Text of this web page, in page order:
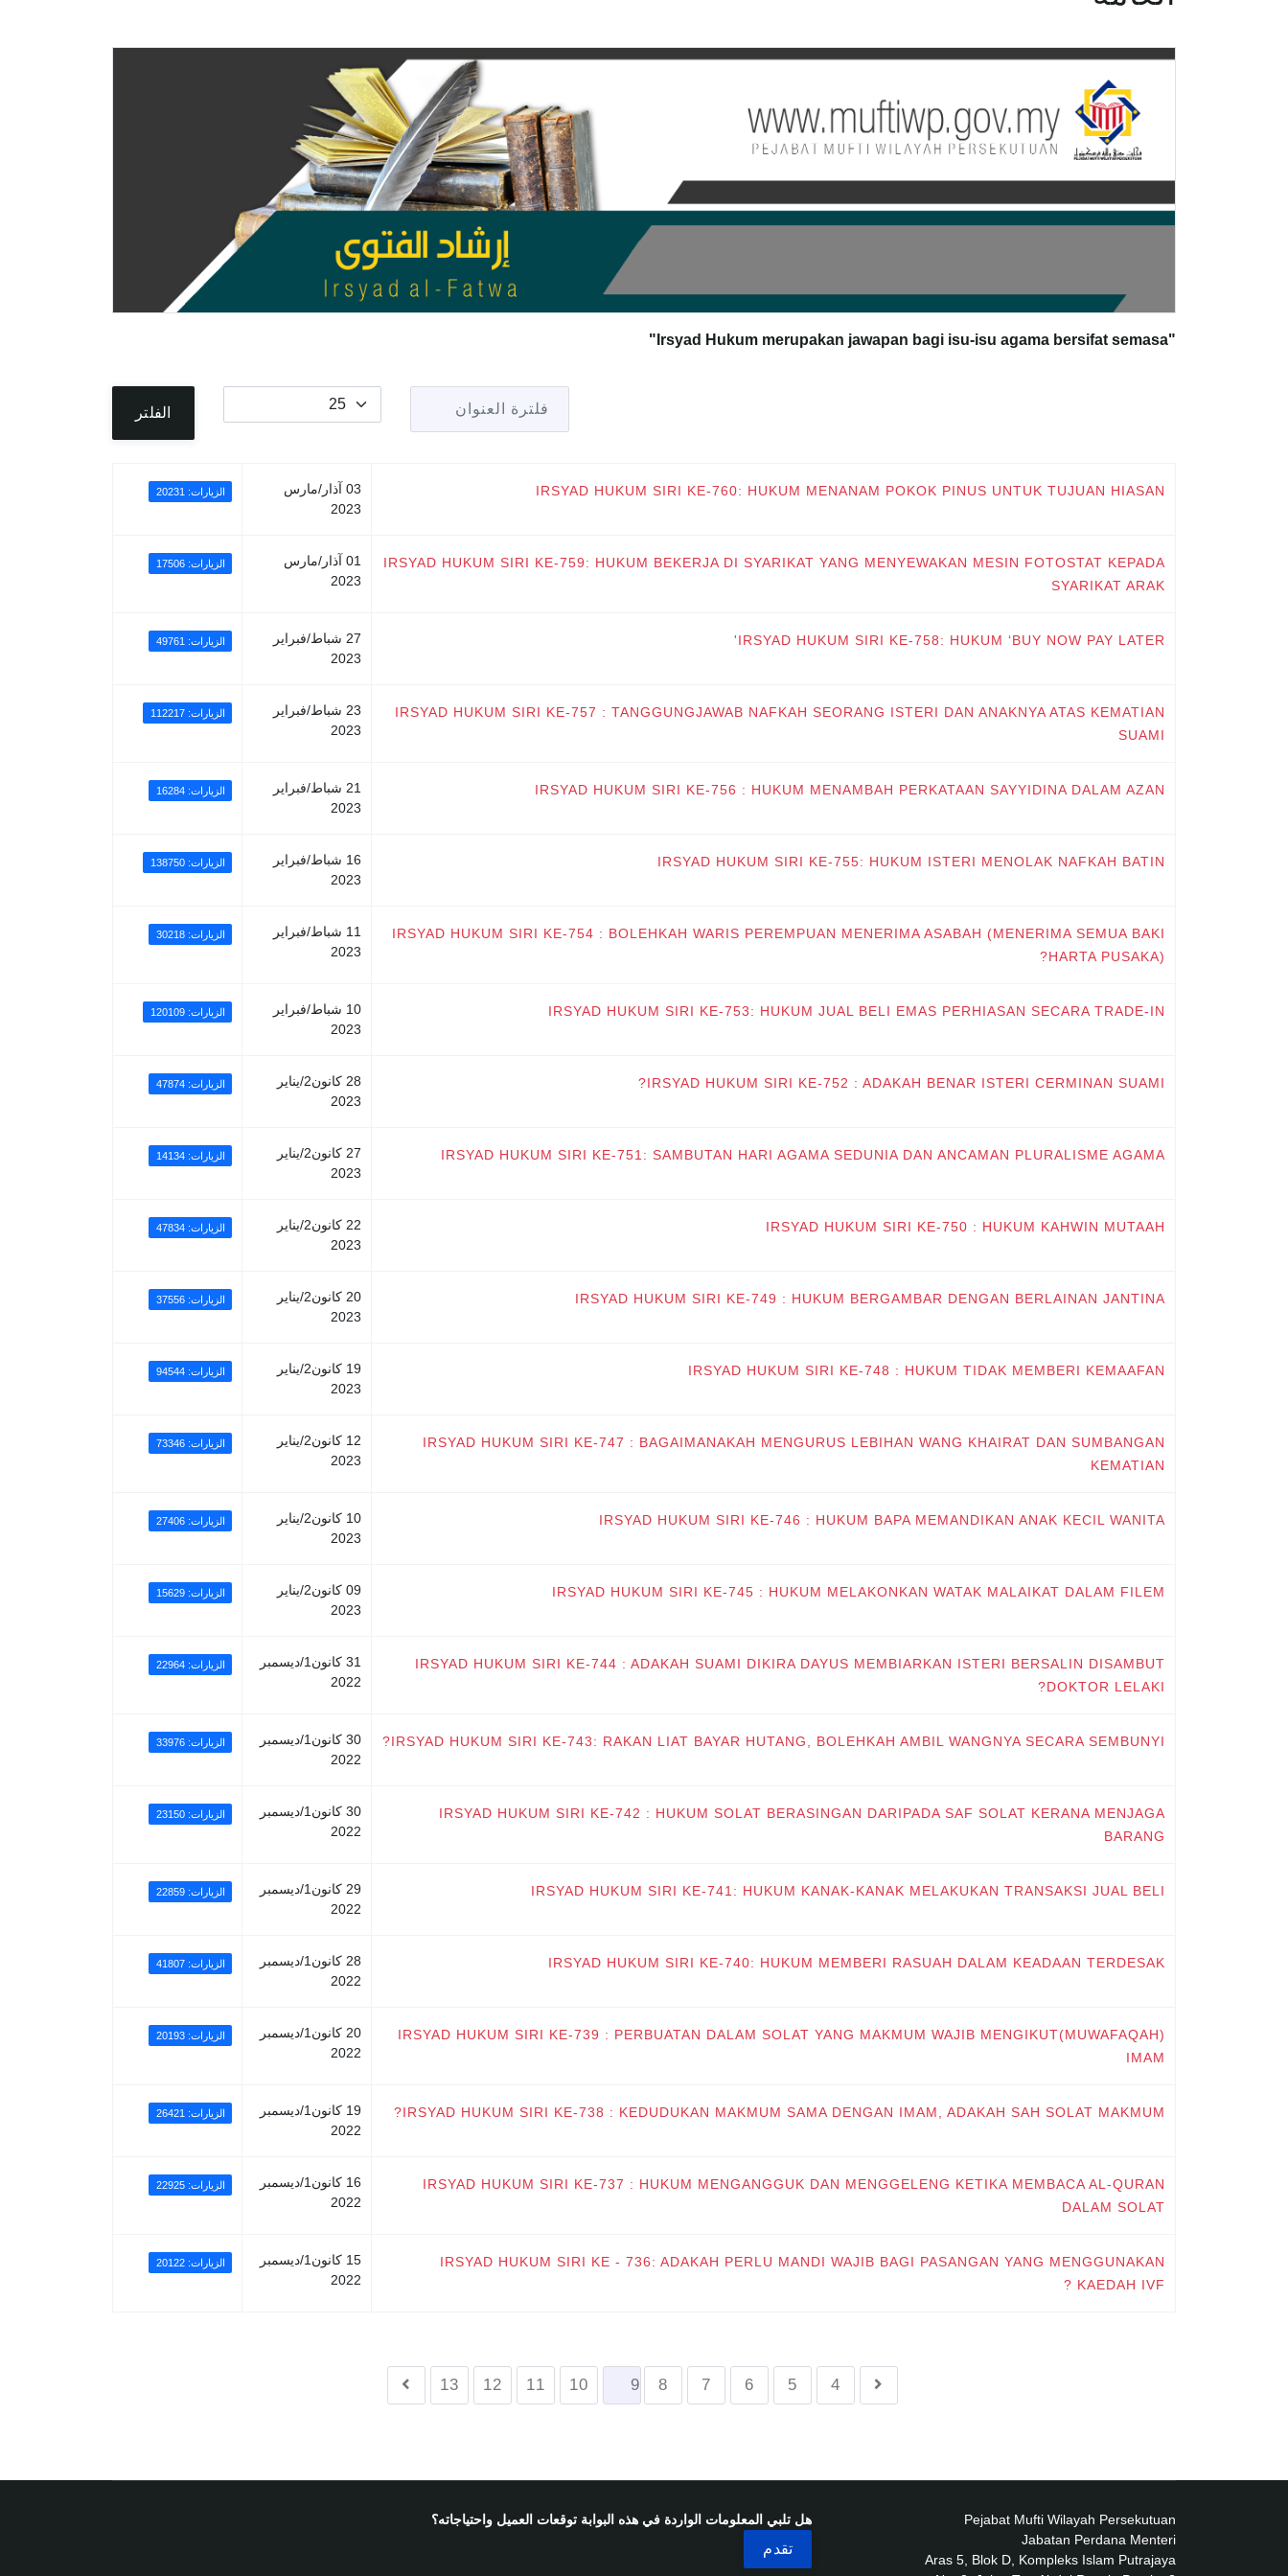
"Irsyad Hukum merupakan jawapan bagi isu-isu agama bersifat semasa"
فلترة العنوان عدد الإظهارات:
الفلتر
IRSYAD HUKUM SIRI KE-760: HUKUM MENANAM POKOK PINUS UNTUK TUJUAN HIASAN
03 آذار/مارس
2023
الزيارات: 20231
IRSYAD HUKUM SIRI KE-759: HUKUM BEKERJA DI SYARIKAT YANG MENYEWAKAN MESIN FOTOSTAT KEPADA
SYARIKAT ARAK
01 آذار/مارس
2023
الزيارات: 17506
IRSYAD HUKUM SIRI KE-758: HUKUM ‘BUY NOW PAY LATER'
27 شباط/فبراير
2023
الزيارات: 49761
IRSYAD HUKUM SIRI KE-757 : TANGGUNGJAWAB NAFKAH SEORANG ISTERI DAN ANAKNYA ATAS KEMATIAN
SUAMI
23 شباط/فبراير
2023
الزيارات: 112217
IRSYAD HUKUM SIRI KE-756 : HUKUM MENAMBAH PERKATAAN SAYYIDINA DALAM AZAN
21 شباط/فبراير
2023
الزيارات: 16284
IRSYAD HUKUM SIRI KE-755: HUKUM ISTERI MENOLAK NAFKAH BATIN
16 شباط/فبراير
2023
الزيارات: 138750
IRSYAD HUKUM SIRI KE-754 : BOLEHKAH WARIS PEREMPUAN MENERIMA ASABAH (MENERIMA SEMUA BAKI
HARTA PUSAKA)?
11 شباط/فبراير
2023
الزيارات: 30218
IRSYAD HUKUM SIRI KE-753: HUKUM JUAL BELI EMAS PERHIASAN SECARA TRADE-IN
10 شباط/فبراير
2023
الزيارات: 120109
IRSYAD HUKUM SIRI KE-752 : ADAKAH BENAR ISTERI CERMINAN SUAMI?
28 كانون2/يناير
2023
الزيارات: 47874
IRSYAD HUKUM SIRI KE-751: SAMBUTAN HARI AGAMA SEDUNIA DAN ANCAMAN PLURALISME AGAMA
27 كانون2/يناير
2023
الزيارات: 14134
IRSYAD HUKUM SIRI KE-750 : HUKUM KAHWIN MUTAAH
22 كانون2/يناير
2023
الزيارات: 47834
IRSYAD HUKUM SIRI KE-749 : HUKUM BERGAMBAR DENGAN BERLAINAN JANTINA
20 كانون2/يناير
2023
الزيارات: 37556
IRSYAD HUKUM SIRI KE-748 : HUKUM TIDAK MEMBERI KEMAAFAN
19 كانون2/يناير
2023
الزيارات: 94544
IRSYAD HUKUM SIRI KE-747 : BAGAIMANAKAH MENGURUS LEBIHAN WANG KHAIRAT DAN SUMBANGAN
KEMATIAN
12 كانون2/يناير
2023
الزيارات: 73346
IRSYAD HUKUM SIRI KE-746 : HUKUM BAPA MEMANDIKAN ANAK KECIL WANITA
10 كانون2/يناير
2023
الزيارات: 27406
IRSYAD HUKUM SIRI KE-745 : HUKUM MELAKONKAN WATAK MALAIKAT DALAM FILEM
09 كانون2/يناير
2023
الزيارات: 15629
IRSYAD HUKUM SIRI KE-744 : ADAKAH SUAMI DIKIRA DAYUS MEMBIARKAN ISTERI BERSALIN DISAMBUT
DOKTOR LELAKI?
31 كانون1/ديسمبر
2022
الزيارات: 22964
IRSYAD HUKUM SIRI KE-743: RAKAN LIAT BAYAR HUTANG, BOLEHKAH AMBIL WANGNYA SECARA SEMBUNYI?
30 كانون1/ديسمبر
2022
الزيارات: 33976
IRSYAD HUKUM SIRI KE-742 : HUKUM SOLAT BERASINGAN DARIPADA SAF SOLAT KERANA MENJAGA
BARANG
30 كانون1/ديسمبر
2022
الزيارات: 23150
IRSYAD HUKUM SIRI KE-741: HUKUM KANAK-KANAK MELAKUKAN TRANSAKSI JUAL BELI
29 كانون1/ديسمبر
2022
الزيارات: 22859
IRSYAD HUKUM SIRI KE-740: HUKUM MEMBERI RASUAH DALAM KEADAAN TERDESAK
28 كانون1/ديسمبر
2022
الزيارات: 41807
IRSYAD HUKUM SIRI KE-739 : PERBUATAN DALAM SOLAT YANG MAKMUM WAJIB MENGIKUT(MUWAFAQAH)
IMAM
20 كانون1/ديسمبر
2022
الزيارات: 20193
IRSYAD HUKUM SIRI KE-738 : KEDUDUKAN MAKMUM SAMA DENGAN IMAM, ADAKAH SAH SOLAT MAKMUM?
19 كانون1/ديسمبر
2022
الزيارات: 26421
IRSYAD HUKUM SIRI KE-737 : HUKUM MENGANGGUK DAN MENGGELENG KETIKA MEMBACA AL-QURAN
DALAM SOLAT
16 كانون1/ديسمبر
2022
الزيارات: 22925
IRSYAD HUKUM SIRI KE - 736: ADAKAH PERLU MANDI WAJIB BAGI PASANGAN YANG MENGGUNAKAN
KAEDAH IVF ?
15 كانون1/ديسمبر
2022
الزيارات: 20122
4
5
6
7
8
9
10
11
12
13
Pejabat Mufti Wilayah Persekutuan
Jabatan Perdana Menteri
Aras 5, Blok D, Kompleks Islam Putrajaya
هل تلبي المعلومات الواردة في هذه البوابة توقعات العميل واحتياجاته؟